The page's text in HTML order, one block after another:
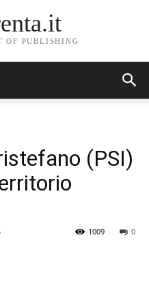
OF PUBLISHING
(PSI)
0
1009